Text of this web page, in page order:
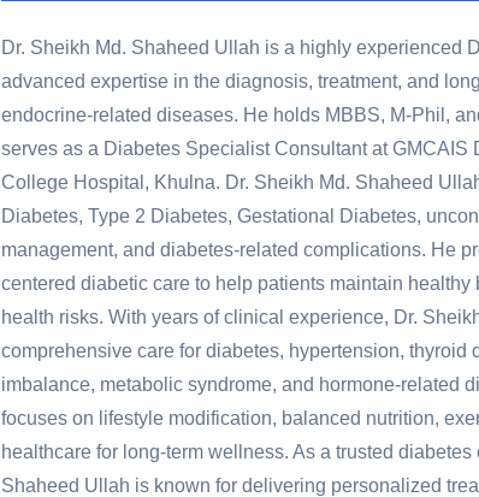
Dr. Sheikh Md. Shaheed Ullah is a highly experienced
advanced expertise in the diagnosis, treatment, and
endocrine-related diseases. He holds MBBS, M-Phil,
serves as a Diabetes Specialist Consultant at GMCAIS
College Hospital, Khulna. Dr. Sheikh Md. Shaheed
Diabetes, Type 2 Diabetes, Gestational Diabetes,
management, and diabetes-related complications. He
centered diabetic care to help patients maintain
health risks. With years of clinical experience, Dr.
comprehensive care for diabetes, hypertension, thyroid
imbalance, metabolic syndrome, and hormone-related
focuses on lifestyle modification, balanced nutrition,
healthcare for long-term wellness. As a trusted
Shaheed Ullah is known for delivering personalized